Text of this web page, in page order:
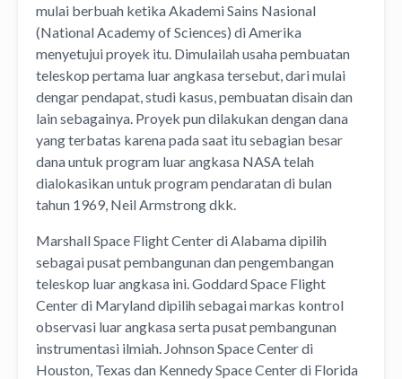
mulai berbuah ketika Akademi Sains Nasional
(National Academy of Sciences) di Amerika
menyetujui proyek itu. Dimulailah usaha pembuatan
teleskop pertama luar angkasa tersebut, dari mulai
dengar pendapat, studi kasus, pembuatan disain dan
lain sebagainya. Proyek pun dilakukan dengan dana
yang terbatas karena pada saat itu sebagian besar
dana untuk program luar angkasa NASA telah
dialokasikan untuk program pendaratan di bulan
tahun 1969, Neil Armstrong dkk.
Marshall Space Flight Center di Alabama dipilih
sebagai pusat pembangunan dan pengembangan
teleskop luar angkasa ini. Goddard Space Flight
Center di Maryland dipilih sebagai markas kontrol
observasi luar angkasa serta pusat pembangunan
instrumentasi ilmiah. Johnson Space Center di
Houston, Texas dan Kennedy Space Center di Florida